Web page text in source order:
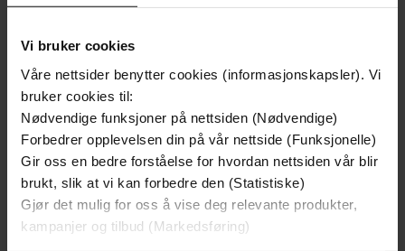
Vi bruker cookies
Våre nettsider benytter cookies (informasjonskapsler). Vi
bruker cookies til:
Nødvendige funksjoner på nettsiden (Nødvendige)
Forbedrer opplevelsen din på vår nettside (Funksjonelle)
Gir oss en bedre forståelse for hvordan nettsiden vår blir
brukt, slik at vi kan forbedre den (Statistiske)
Gjør det mulig for oss å vise deg relevante produkter,
kampanjer og tilbud (Markedsføring)
LYDBOK